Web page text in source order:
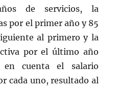
de servicios, la
por el primer año y 85
al primero y la
por el último año
cuenta el salario
cada uno, resultado al